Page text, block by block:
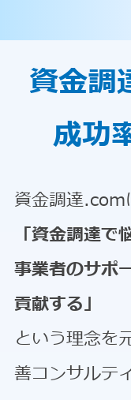
資金
成功
資金調達.com
「資金調達
事業者のサポ
貢献する」
という理念を
善コンサルテ